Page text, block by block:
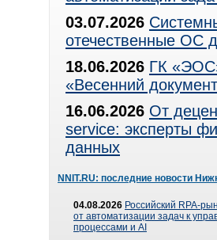
03.07.2026
отечественные ОС
18.06.2026 ГК
«Весенний
16.06.2026 От
service: эксперты
данных
NNIT.RU: последние новости
04.08.2026 Российский RPA-
от автоматизации задач к
процессами и AI